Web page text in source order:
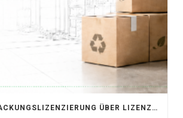
PLANEX: VERPACKUNGSLIZENZIERUNG ÜBER LIZENZERO & LUCID 2026